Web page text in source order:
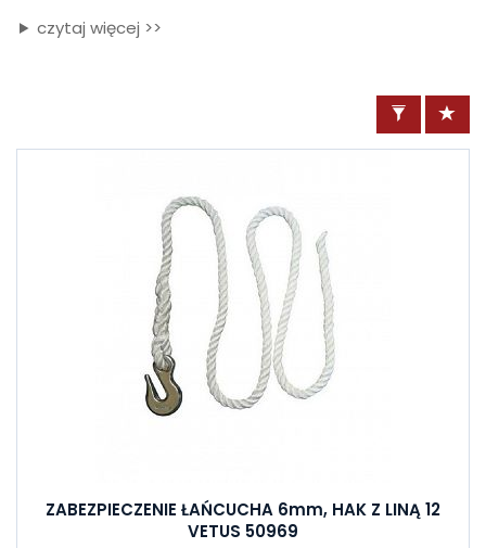
czytaj więcej >>
ZABEZPIECZENIE ŁAŃCUCHA 6mm, HAK Z LINĄ 12
VETUS 50969